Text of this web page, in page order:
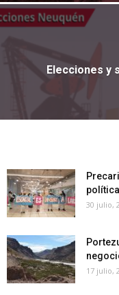
Elecciones y
30 julio,
17 julio,